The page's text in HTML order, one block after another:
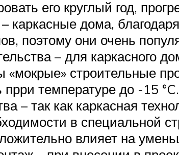
его круглый год,
каркасные дома,
поэтому они очень
– для каркасного
«мокрые» строительные
температуре до -15 °C.
– так как каркасная
в специальной
влияет на